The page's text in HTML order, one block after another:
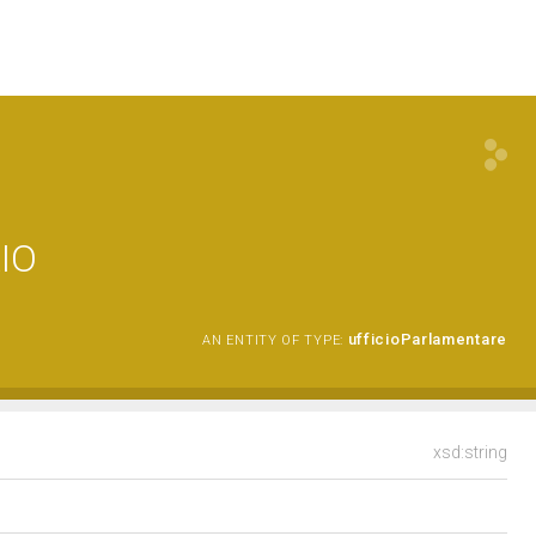
AN ENTITY OF TYPE: ufficioParlamentare
xsd:string